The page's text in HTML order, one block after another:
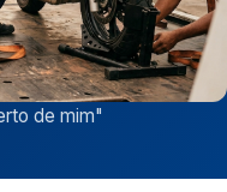
de mim"